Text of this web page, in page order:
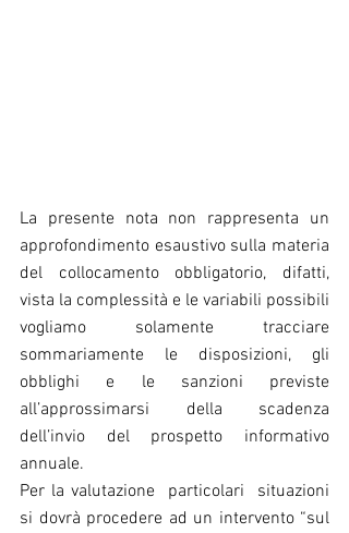
La presente nota non rappresenta un
approfondimento esaustivo sulla materia
del collocamento obbligatorio, difatti,
vista la complessità e le variabili possibili
vogliamo solamente tracciare
sommariamente le disposizioni, gli
obblighi e le sanzioni previste
all’approssimarsi della scadenza
dell’invio del prospetto informativo
annuale.
Per la valutazione  particolari  situazioni
si dovrà procedere ad un intervento “sul